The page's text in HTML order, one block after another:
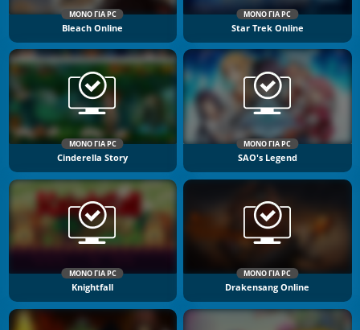
ΜΌΝΟ ΓΙΑ PC
Bleach Online
ΜΌΝΟ ΓΙΑ PC
Star Trek Online
ΜΌΝΟ ΓΙΑ PC
Cinderella Story
ΜΌΝΟ ΓΙΑ PC
SAO's Legend
ΜΌΝΟ ΓΙΑ PC
Knightfall
ΜΌΝΟ ΓΙΑ PC
Drakensang Online